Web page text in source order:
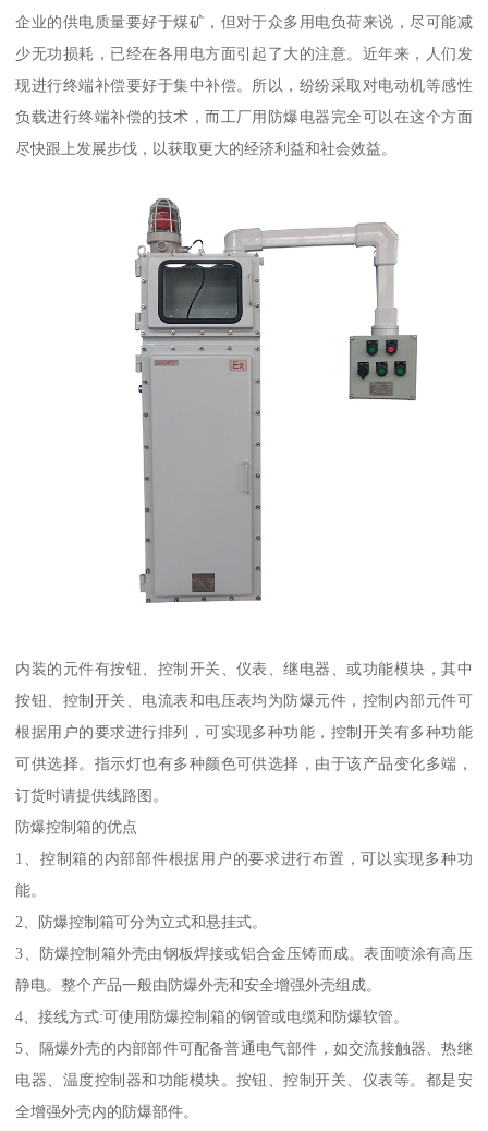
企业的供电质量要好于煤矿，但对于众多用电负荷来说，尽可能减
少无功损耗，已经在各用电方面引起了大的注意。近年来，人们发
现进行终端补偿要好于集中补偿。所以，纷纷采取对电动机等感性
负载进行终端补偿的技术，而工厂用防爆电器完全可以在这个方面
尽快跟上发展步伐，以获取更大的经济利益和社会效益。
内装的元件有按钮、控制开关、仪表、继电器、或功能模块，其中
按钮、控制开关、电流表和电压表均为防爆元件，控制内部元件可
根据用户的要求进行排列，可实现多种功能，控制开关有多种功能
可供选择。指示灯也有多种颜色可供选择，由于该产品变化多端，
订货时请提供线路图。
防爆控制箱的优点
1、控制箱的内部部件根据用户的要求进行布置，可以实现多种功
能。
2、防爆控制箱可分为立式和悬挂式。
3、防爆控制箱外壳由钢板焊接或铝合金压铸而成。表面喷涂有高压
静电。整个产品一般由防爆外壳和安全增强外壳组成。
4、接线方式:可使用防爆控制箱的钢管或电缆和防爆软管。
5、隔爆外壳的内部部件可配备普通电气部件，如交流接触器、热继
电器、温度控制器和功能模块。按钮、控制开关、仪表等。都是安
全增强外壳内的防爆部件。